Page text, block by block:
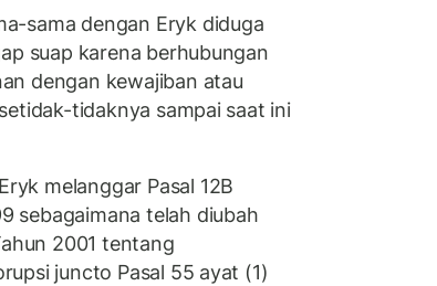
sama dengan Eryk diduga
suap karena berhubungan
dengan kewajiban atau
tidaknya sampai saat ini
melanggar Pasal 12B
sebagaimana telah diubah
2001 tentang
juncto Pasal 55 ayat (1)